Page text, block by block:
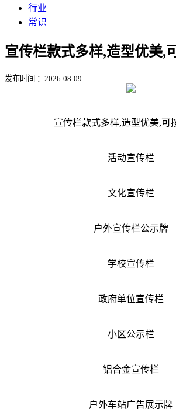
行业
常识
宣传栏款式多样,造型优美,
发布时间 ：2026-08-09
宣传栏款式多样,造型优美,可
活动宣传栏
文化宣传栏
户外宣传栏公示牌
学校宣传栏
政府单位宣传栏
小区公示栏
铝合金宣传栏
户外车站广告展示牌